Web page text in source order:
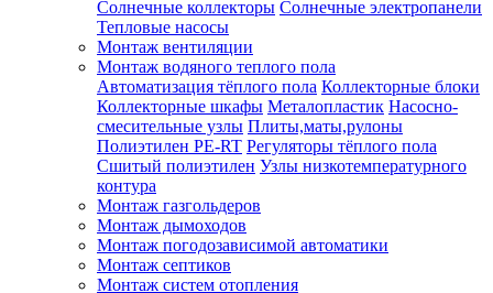
Солнечные коллекторы Солнечные электропанели
Тепловые насосы
Монтаж вентиляции
Монтаж водяного теплого пола
Автоматизация тёплого пола Коллекторные блоки
Коллекторные шкафы Металопластик Насосно-
смесительные узлы Плиты,маты,рулоны
Полиэтилен PE-RT Регуляторы тёплого пола
Сшитый полиэтилен Узлы низкотемпературного
контура
Монтаж газгольдеров
Монтаж дымоходов
Монтаж погодозависимой автоматики
Монтаж септиков
Монтаж систем отопления